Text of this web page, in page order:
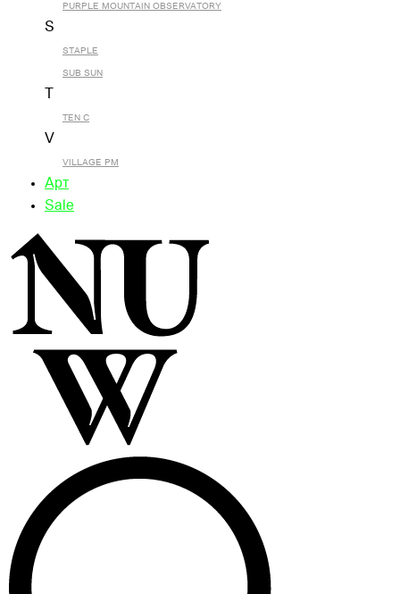
PURPLE MOUNTAIN OBSERVATORY
S
STAPLE
SUB SUN
TEN C
V
VILLAGE PM
Арт
Sale